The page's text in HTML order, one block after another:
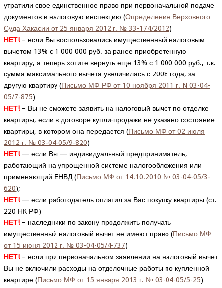
утратили свое единственное право при первоначальной подаче
документов в налоговую инспекцию (Определение Верховного
Суда Хакасии от 25 января 2012 г. № 33-174/2012)
НЕТ!– если Вы воспользовались имущественный налоговым
вычетом 13% с 1 000 000 руб. за ранее приобретенную
квартиру, а теперь хотите вернуть еще 13% с 1 000 000 руб., т.к.
сумма максимального вычета увеличилась с 2008 года, за
другую квартиру (Письмо МФ РФ от 10 ноября 2011 г. N 03-04-
05/7-875)
НЕТ!– Вы не сможете заявить на налоговый вычет по отделке
квартиры, если в договоре купли-продажи не указано состояние
квартиры, в котором она передается (Письмо МФ от 02 июля
2012 г. № 03-04-05/9-820)
НЕТ!— если Вы — индивидуальный предприниматель,
работающий на упрощенной системе налогообложения или
применяющий ЕНВД (Письмо МФ от 14.10.2010 № 03-04-05/3-
620);
НЕТ!— если работодатель оплатил за Вас покупку квартиры (ст.
220 НК РФ)
НЕТ!– наследники по закону продолжить получать
имущественный налоговый вычет не имеют право (Письмо МФ
от 15 июня 2012 г. № 03-04-05/4-737)
НЕТ!– если при первоначальном заявлении на налоговый вычет
Вы не включили расходы на отделочные работы по купленной
квартире (Письмо МФ от 15 января 2013 г. № 03-04-05/5-25)